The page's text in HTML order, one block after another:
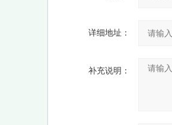
详细地址：
补充说明：